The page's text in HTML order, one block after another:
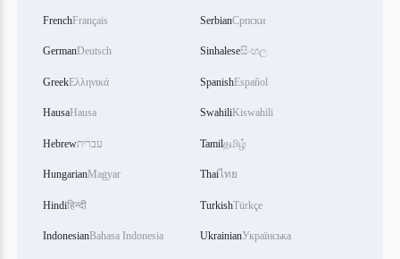
FrenchFrançais
GermanDeutsch
GreekΕλληνικά
HausaHausa
Hebrewעברית
HungarianMagyar
Hindiहिन्दी
IndonesianBahasa Indonesia
SerbianСрпски
Sinhaleseසිංහල
SpanishEspañol
SwahiliKiswahili
Tamilதமிழ்
Thaiไทย
TurkishTürkçe
UkrainianУкраїнська